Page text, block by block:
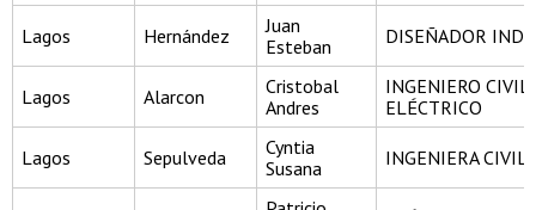
Lagos Hernández
Juan
Esteban
DISEÑADOR
Lagos Alarcon
Cristobal
Andres
INGENIERO CIVIL
ELÉCTRICO
Lagos Sepulveda
Cyntia
Susana
INGENIERA CIVIL